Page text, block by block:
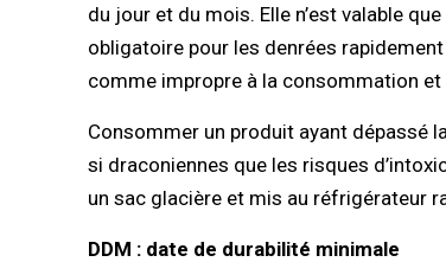
du jour et du mois. Elle n’est valable
obligatoire pour les denrées
comme impropre à la consommation et
Consommer un produit ayant dépassé
si draconiennes que les risques
un sac glacière et mis au réfrigérateur
DDM : date de durabilité minimale